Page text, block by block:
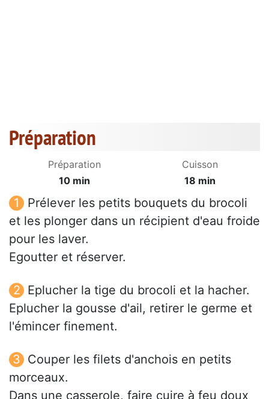
Préparation
Préparation
10 min
Cuisson
18 min
Prélever les petits bouquets du brocoli
et les plonger dans un récipient d'eau froide
pour les laver.
Egoutter et réserver.
Eplucher la tige du brocoli et la hacher.
Eplucher la gousse d'ail, retirer le germe et
l'émincer finement.
Couper les filets d'anchois en petits
morceaux.
Dans une casserole, faire cuire à feu doux